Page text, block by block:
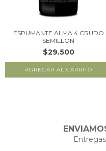
ESPUMANTE ALMA 4 CRUDO
SEMILLÓN
$29.500